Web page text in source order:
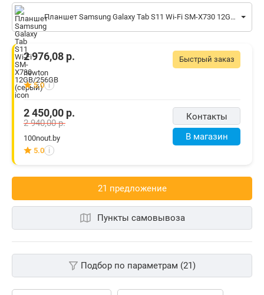
Планшет Samsung Galaxy Tab S11 Wi-Fi SM-X730 12GB/256GB (серый)
Быстрый заказ
2 976,08 р.
newton
5.0 i
Контакты
В магазин
2 450,00 р.
2 940,00р.
100nout.by
5.0 i
21 предложениe
Пункты самовывоза
Подбор по параметрам (21)